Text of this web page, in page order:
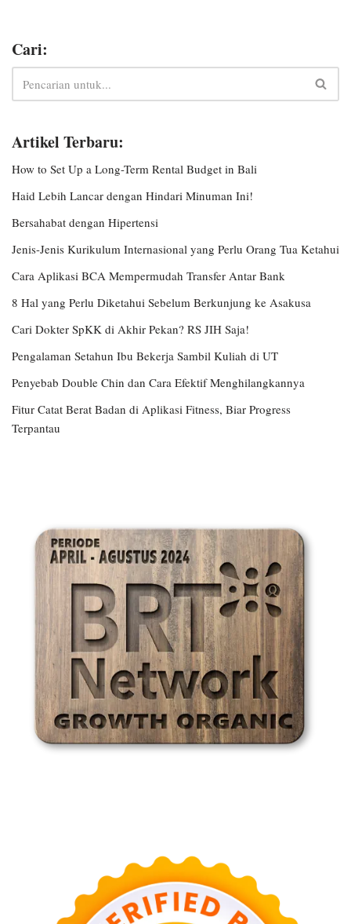
Cari:
Artikel Terbaru:
How to Set Up a Long-Term Rental Budget in Bali
Haid Lebih Lancar dengan Hindari Minuman Ini!
Bersahabat dengan Hipertensi
Jenis-Jenis Kurikulum Internasional yang Perlu Orang Tua Ketahui
Cara Aplikasi BCA Mempermudah Transfer Antar Bank
8 Hal yang Perlu Diketahui Sebelum Berkunjung ke Asakusa
Cari Dokter SpKK di Akhir Pekan? RS JIH Saja!
Pengalaman Setahun Ibu Bekerja Sambil Kuliah di UT
Penyebab Double Chin dan Cara Efektif Menghilangkannya
Fitur Catat Berat Badan di Aplikasi Fitness, Biar Progress
Terpantau